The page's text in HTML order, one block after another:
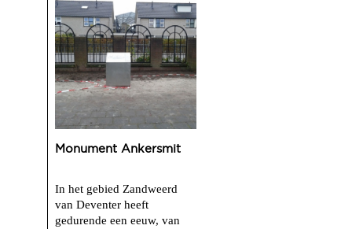
Monument Ankersmit
In het gebied Zandweerd
van Deventer heeft
gedurende een eeuw, van